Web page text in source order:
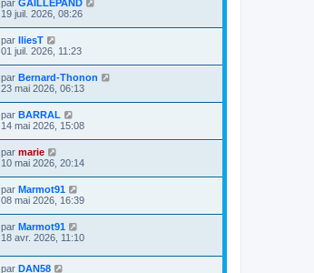
par GAILLEPAND
19 juil. 2026, 08:26
par IliesT
01 juil. 2026, 11:23
par Bernard-Thonon
23 mai 2026, 06:13
par BARRAL
14 mai 2026, 15:08
par marie
10 mai 2026, 20:14
par Marmot91
08 mai 2026, 16:39
par Marmot91
18 avr. 2026, 11:10
par DAN58